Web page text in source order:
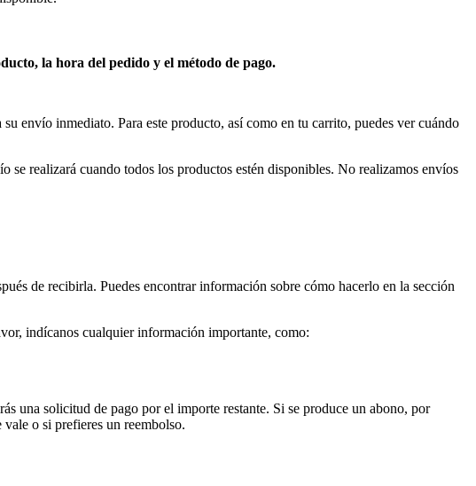
la hora del pedido y el método de pago.
envío inmediato. Para este producto, así como en tu carrito, puedes ver cuándo
realizará cuando todos los productos estén disponibles. No realizamos envíos
de recibirla. Puedes encontrar información sobre cómo hacerlo en la sección
indícanos cualquier información importante, como:
una solicitud de pago por el importe restante. Si se produce un abono, por
o si prefieres un reembolso.